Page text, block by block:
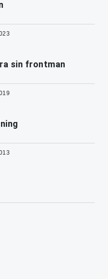
sin frontman